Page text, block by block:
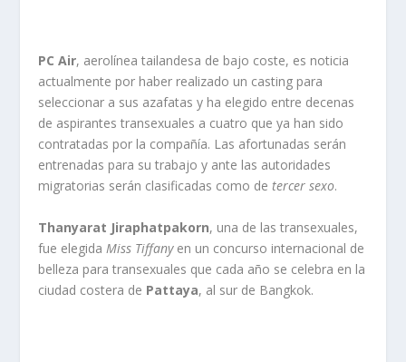
PC Air, aerolínea tailandesa de bajo coste, es noticia
actualmente por haber realizado un casting para
seleccionar a sus azafatas y ha elegido entre decenas
de aspirantes transexuales a cuatro que ya han sido
contratadas por la compañía. Las afortunadas serán
entrenadas para su trabajo y ante las autoridades
migratorias serán clasificadas como detercer sexo.
Thanyarat Jiraphatpakorn, una de las transexuales,
fue elegida Miss Tiffanyen un concurso internacional de
belleza para transexuales que cada año se celebra en la
ciudad costera de Pattaya, al sur de Bangkok.